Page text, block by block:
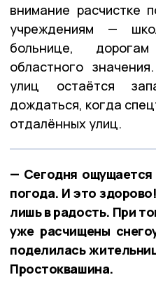
внимание расчистке
учреждениям —
больнице,
областного
улиц остаётся
дождаться, когда
отдалённых улиц.
— Сегодня
погода. И это
лишь в радость. При
уже расчищены
поделилась
Простоквашина.